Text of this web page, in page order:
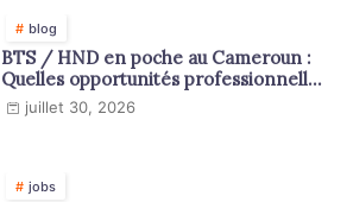
blog
BTS / HND en poche au Cameroun :
Quelles opportunités professionnelles
s'offrent à vous ?
juillet 30, 2026
jobs